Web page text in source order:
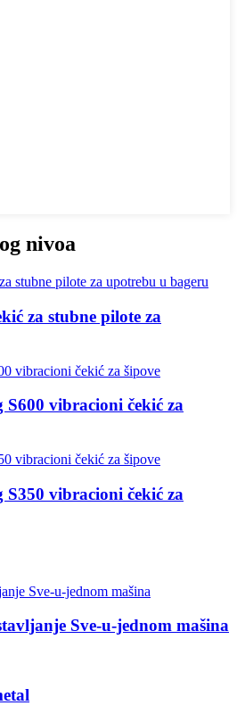
nivoa
za stubne pilote za
vibracioni čekić za
vibracioni čekić za
Sve-u-jednom mašina